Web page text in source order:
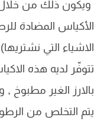
ذلك من خلال
التي نشتريها)
لديه هذه
التخلص من الرطوبة